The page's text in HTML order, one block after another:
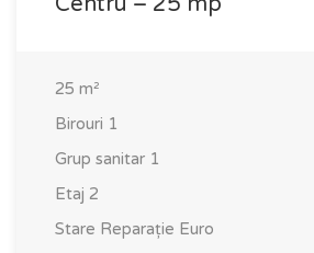
25 m²
Birouri 1
Grup sanitar 1
Etaj 2
Stare Reparație Euro